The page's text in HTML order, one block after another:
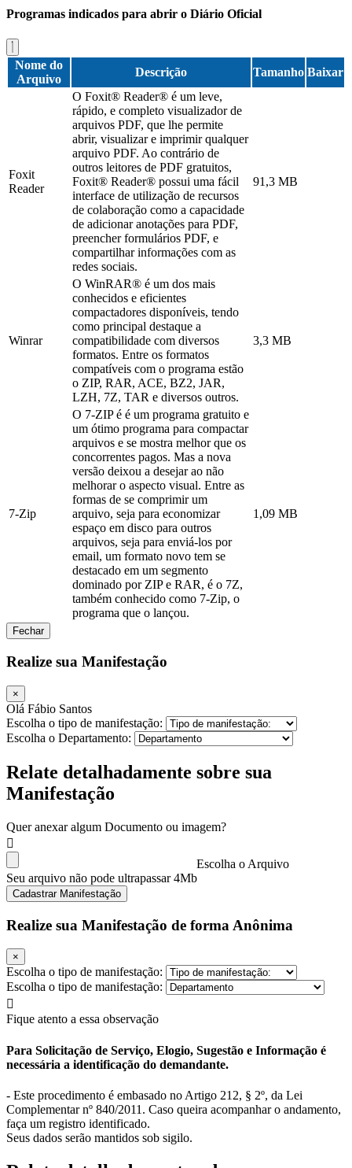
Programas indicados para abrir o Diário Oficial
Nome do
Arquivo
Descrição Tamanho Baixar
Foxit
Reader
O Foxit® Reader® é um leve,
rápido, e completo visualizador de
arquivos PDF, que lhe permite
abrir, visualizar e imprimir qualquer
arquivo PDF. Ao contrário de
outros leitores de PDF gratuitos,
Foxit® Reader® possui uma fácil
interface de utilização de recursos
de colaboração como a capacidade
de adicionar anotações para PDF,
preencher formulários PDF, e
compartilhar informações com as
redes sociais.
91,3 MB
Winrar
O WinRAR® é um dos mais
conhecidos e eficientes
compactadores disponíveis, tendo
como principal destaque a
compatibilidade com diversos
formatos. Entre os formatos
compatíveis com o programa estão
o ZIP, RAR, ACE, BZ2, JAR,
LZH, 7Z, TAR e diversos outros.
3,3 MB
7-Zip
O 7-ZIP é é um programa gratuito e
um ótimo programa para compactar
arquivos e se mostra melhor que os
concorrentes pagos. Mas a nova
versão deixou a desejar ao não
melhorar o aspecto visual. Entre as
formas de se comprimir um
arquivo, seja para economizar
espaço em disco para outros
arquivos, seja para enviá-los por
email, um formato novo tem se
destacado em um segmento
dominado por ZIP e RAR, é o 7Z,
também conhecido como 7-Zip, o
programa que o lançou.
1,09 MB
Fechar
Realize sua Manifestação
×
Olá Fábio Santos
Escolha o tipo de manifestação:
Escolha o Departamento:
Relate detalhadamente sobre sua
Manifestação
Quer anexar algum Documento ou imagem?
Escolha o Arquivo
Seu arquivo não pode ultrapassar 4Mb
Cadastrar Manifestação
Realize sua Manifestação de forma Anônima
×
Escolha o tipo de manifestação:
Escolha o tipo de manifestação:
Fique atento a essa observação
Para Solicitação de Serviço, Elogio, Sugestão e Informação é
necessária a identificação do demandante.
- Este procedimento é embasado no Artigo 212, § 2º, da Lei
Complementar nº 840/2011. Caso queira acompanhar o andamento,
faça um registro identificado.
Seus dados serão mantidos sob sigilo.